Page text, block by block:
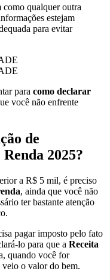
como qualquer outra
estejam
para evitar
para como declarar
você não enfrente
de
2025?
a R$ 5 mil, é preciso
, ainda que você não
ter bastante atenção
pagar imposto pelo fato
lo para que a Receita
quando você for
veio o valor do bem.